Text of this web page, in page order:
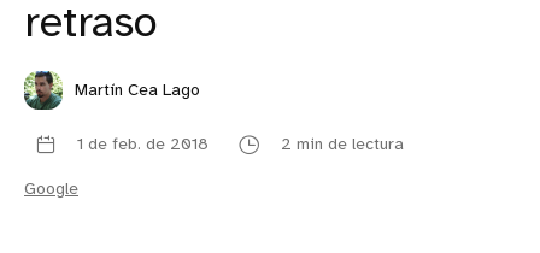
retraso
Martín Cea Lago
1 de feb. de 2018 2 min de lectura
Google